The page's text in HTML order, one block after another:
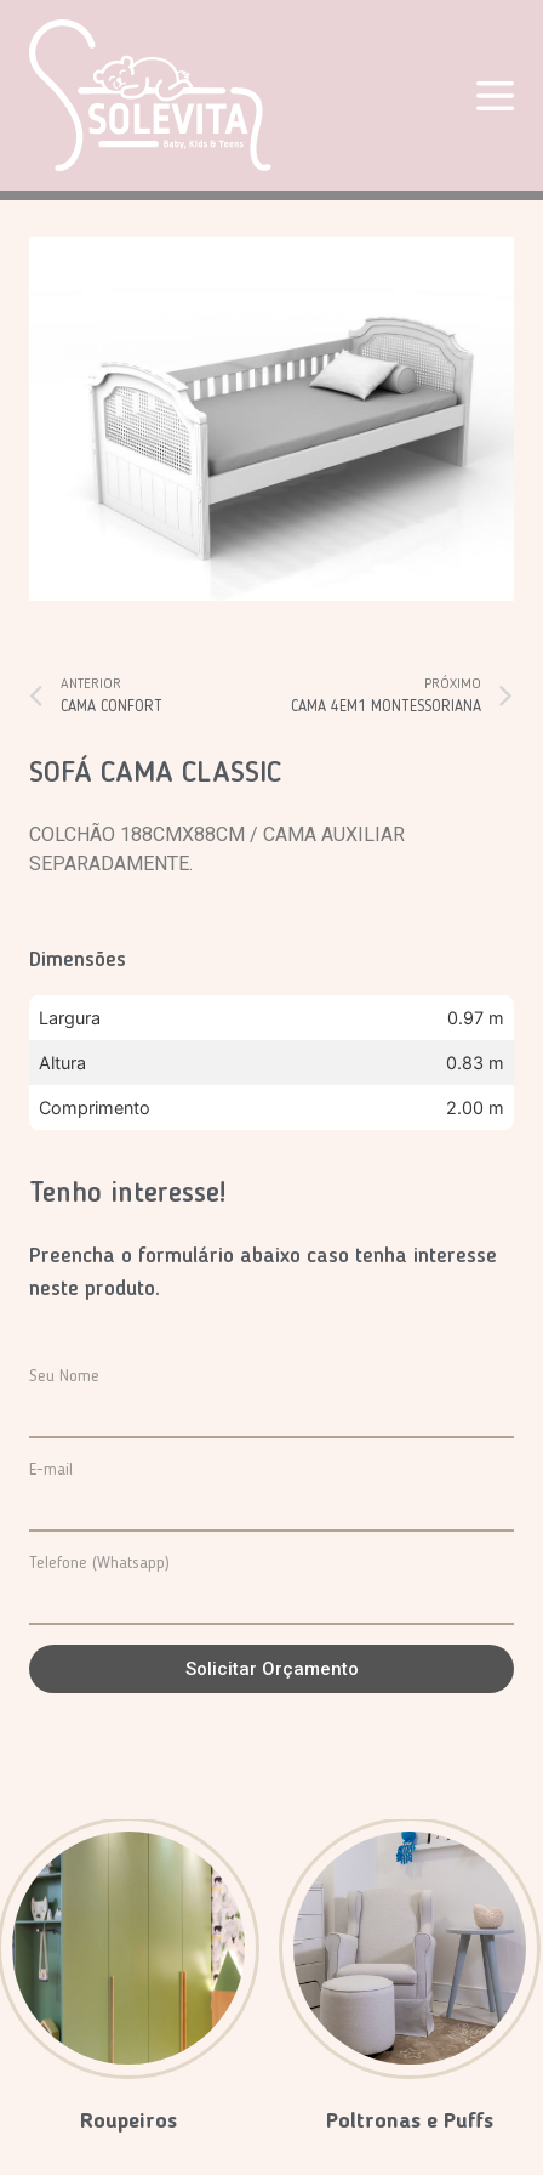
ANTERIOR
CAMA CONFORT
PRÓXIMO
CAMA 4EM1 MONTESSORIANA
SOFÁ CAMA CLASSIC
COLCHÃO 188CMX88CM / CAMA AUXILIAR
SEPARADAMENTE.
Dimensões
Largura 0.97 m
Altura 0.83 m
Comprimento 2.00 m
Tenho interesse!
Preencha o formulário abaixo caso tenha interesse
neste produto.
Seu Nome
E-mail
Telefone (Whatsapp)
Solicitar Orçamento
Roupeiros Poltronas e Puffs